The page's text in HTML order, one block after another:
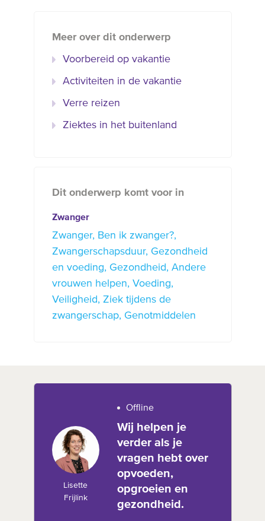
Meer over dit onderwerp
Voorbereid op vakantie
Activiteiten in de vakantie
Verre reizen
Ziektes in het buitenland
Dit onderwerp komt voor in
Zwanger
Zwanger
Ben ik zwanger?
Zwangerschapsduur Gezondheid
en voeding
Gezondheid
Andere
vrouwen helpen Voeding
Veiligheid
Ziek tijdens de
zwangerschap Genotmiddelen
Lisette
Frijlink
Offline
Wij helpen je
verder als je
vragen hebt over
opvoeden,
opgroeien en
gezondheid.